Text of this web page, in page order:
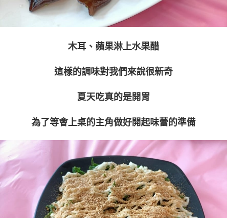
木耳、蘋果淋上水果醋
這樣的調味對我們來說很新奇
夏天吃真的是開胃
為了等會上桌的主角做好開起味蕾的準備